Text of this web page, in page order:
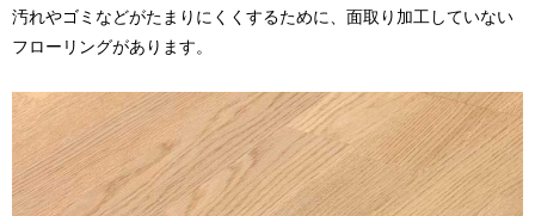
汚れやゴミなどがたまりにくくするために、面取り加工していない
フローリングがあります。